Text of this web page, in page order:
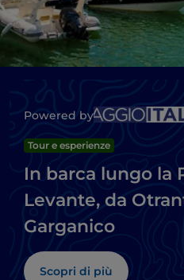
Powered by
Tour e esperienze
In barca lungo la
Levante, da
Garganico
Scopri di più